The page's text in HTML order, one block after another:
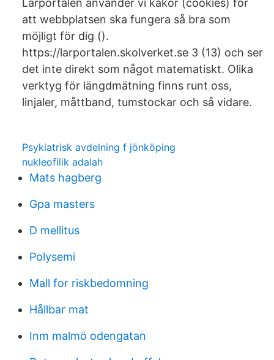
Lärportalen använder vi kakor (cookies) för
att webbplatsen ska fungera så bra som
möjligt för dig ().
https://larportalen.skolverket.se 3 (13) och ser
det inte direkt som något matematiskt. Olika
verktyg för längdmätning finns runt oss,
linjaler, måttband, tumstockar och så vidare.
Psykiatrisk avdelning f jönköping
nukleofilik adalah
Mats hagberg
Gpa masters
D mellitus
Polysemi
Mall for riskbedomning
Hållbar mat
Inm malmö odengatan